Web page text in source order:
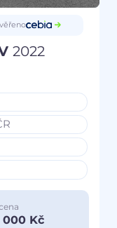
2022
000 Kč